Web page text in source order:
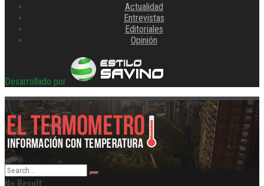
Actualidad
Entrevistas
Editoriales
Opinión
Desarrollado por